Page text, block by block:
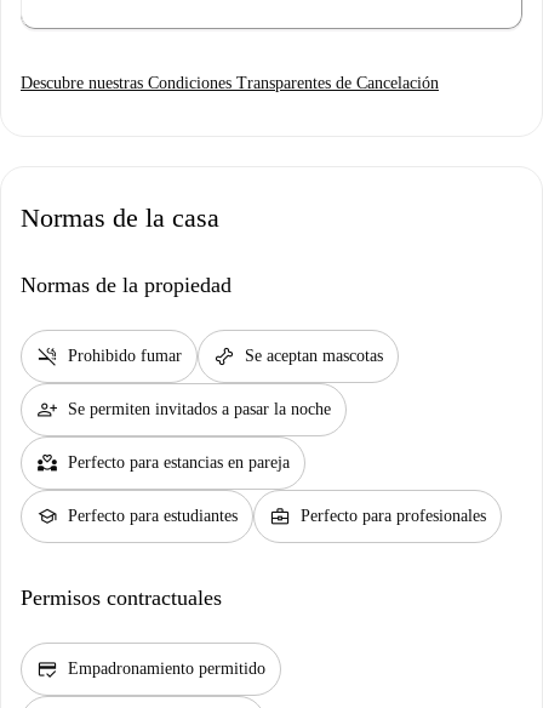
Descubre nuestras Condiciones Transparentes de Cancelación
Normas de la casa
Normas de la propiedad
smoke_free Prohibido fumar pet_supplies Se aceptan mascotas
person_add Se permiten invitados a pasar la noche
partner_heart Perfecto para estancias en pareja
school Perfecto para estudiantes business_center Perfecto para profesionales
Permisos contractuales
credit_score Empadronamiento permitido